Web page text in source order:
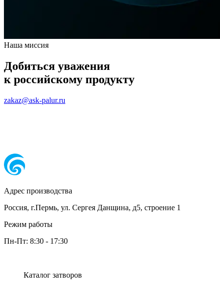
Наша миссия
Добиться уважения
к российскому продукту
zakaz@ask-palur.ru
Адрес производства
Россия, г.Пермь, ул. Сергея Данщина, д5, строение 1
Режим работы
Пн-Пт: 8:30 - 17:30
Каталог затворов